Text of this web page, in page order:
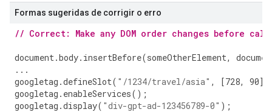
Formas sugeridas de corrigir o erro
// Correct: Make any DOM order changes before
document.body. insertBefore(someOtherElement,
...
googletag .defineSlot( "/1234/travel/asia" , [728, 90],
googletag . enableServices();
googletag .display( "div-gpt-ad-123456789-0" );